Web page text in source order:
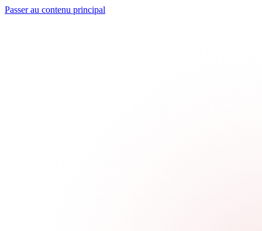
Passer au contenu principal